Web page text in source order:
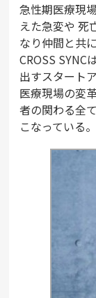
急性期医療現
えた急変や 死
なり仲間と共
CROSS SYNC
出すスタート
医療現場の変
者の関わる全
こなっている。